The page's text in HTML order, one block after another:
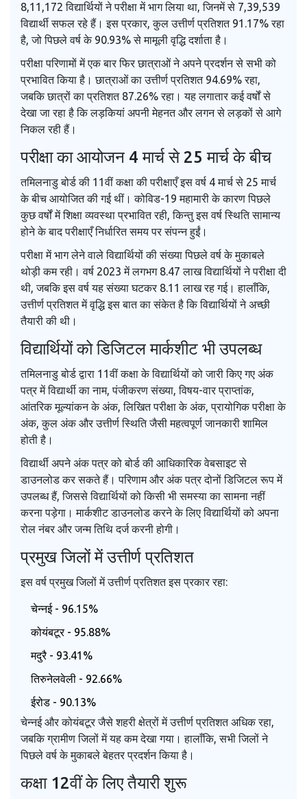
8,11,172 विद्यार्थियों ने परीक्षा में भाग लिया था, जिनमें से 7,39,539
विद्यार्थी सफल रहे हैं। इस प्रकार, कुल उत्तीर्ण प्रतिशत 91.17% रहा
है, जो पिछले वर्ष के 90.93% से मामूली वृद्धि दर्शाता है।
परीक्षा परिणामों में एक बार फिर छात्राओं ने अपने प्रदर्शन से सभी को
प्रभावित किया है। छात्राओं का उत्तीर्ण प्रतिशत 94.69% रहा,
जबकि छात्रों का प्रतिशत 87.26% रहा। यह लगातार कई वर्षों से
देखा जा रहा है कि लड़कियां अपनी मेहनत और लगन से लड़कों से आगे
निकल रही हैं।
परीक्षा का आयोजन 4 मार्च से 25 मार्च के बीच
तमिलनाडु बोर्ड की 11वीं कक्षा की परीक्षाएँ इस वर्ष 4 मार्च से 25 मार्च
के बीच आयोजित की गई थीं। कोविड-19 महामारी के कारण पिछले
कुछ वर्षों में शिक्षा व्यवस्था प्रभावित रही, किन्तु इस वर्ष स्थिति सामान्य
होने के बाद परीक्षाएँ निर्धारित समय पर संपन्न हुईं।
परीक्षा में भाग लेने वाले विद्यार्थियों की संख्या पिछले वर्ष के मुकाबले
थोड़ी कम रही। वर्ष 2023 में लगभग 8.47 लाख विद्यार्थियों ने परीक्षा दी
थी, जबकि इस वर्ष यह संख्या घटकर 8.11 लाख रह गई। हालाँकि,
उत्तीर्ण प्रतिशत में वृद्धि इस बात का संकेत है कि विद्यार्थियों ने अच्छी
तैयारी की थी।
विद्यार्थियों को डिजिटल मार्कशीट भी उपलब्ध
तमिलनाडु बोर्ड द्वारा 11वीं कक्षा के विद्यार्थियों को जारी किए गए अंक
पत्र में विद्यार्थी का नाम, पंजीकरण संख्या, विषय-वार प्राप्तांक,
आंतरिक मूल्यांकन के अंक, लिखित परीक्षा के अंक, प्रायोगिक परीक्षा के
अंक, कुल अंक और उत्तीर्ण स्थिति जैसी महत्वपूर्ण जानकारी शामिल
होती है।
विद्यार्थी अपने अंक पत्र को बोर्ड की आधिकारिक वेबसाइट से
डाउनलोड कर सकते हैं। परिणाम और अंक पत्र दोनों डिजिटल रूप में
उपलब्ध हैं, जिससे विद्यार्थियों को किसी भी समस्या का सामना नहीं
करना पड़ेगा। मार्कशीट डाउनलोड करने के लिए विद्यार्थियों को अपना
रोल नंबर और जन्म तिथि दर्ज करनी होगी।
प्रमुख जिलों में उत्तीर्ण प्रतिशत
इस वर्ष प्रमुख जिलों में उत्तीर्ण प्रतिशत इस प्रकार रहा:
चेन्नई - 96.15%
कोयंबटूर - 95.88%
मदुरै - 93.41%
तिरुनेलवेली - 92.66%
ईरोड - 90.13%
चेन्नई और कोयंबटूर जैसे शहरी क्षेत्रों में उत्तीर्ण प्रतिशत अधिक रहा,
जबकि ग्रामीण जिलों में यह कम देखा गया। हालाँकि, सभी जिलों ने
पिछले वर्ष के मुकाबले बेहतर प्रदर्शन किया है।
कक्षा 12वीं के लिए तैयारी शुरू